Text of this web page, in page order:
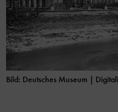
Bild: Deutsches Museum |